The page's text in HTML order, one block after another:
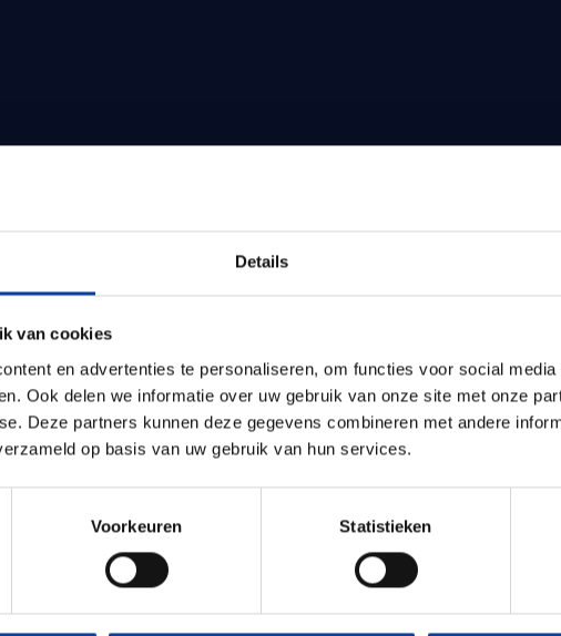
Details
van cookies
en advertenties te personaliseren, om functies voor social media
Ook delen we informatie over uw gebruik van onze site met onze
Deze partners kunnen deze gegevens combineren met andere
op basis van uw gebruik van hun services.
Voorkeuren Statistieken